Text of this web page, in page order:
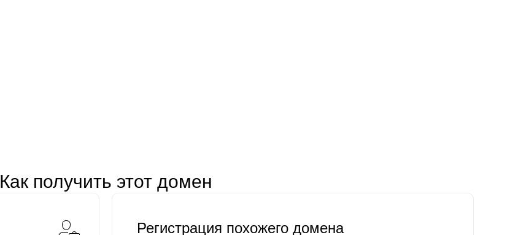
Как получить этот домен
Регистрация похожего домена